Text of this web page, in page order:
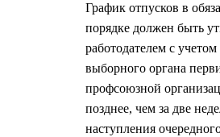
График отпусков в
порядке должен быть
работодателем с
выборного органа
профсоюзной
позднее, чем за две
наступления